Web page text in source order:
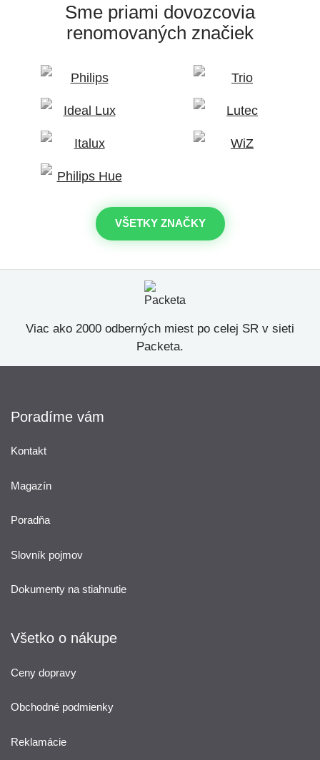
Sme priami dovozcovia
renomovaných značiek
VŠETKY ZNAČKY
Viac ako 2000 odberných miest po celej SR v sieti
Packeta.
Poradíme vám
Kontakt
Magazín
Poradňa
Slovník pojmov
Dokumenty na stiahnutie
Všetko o nákupe
Ceny dopravy
Obchodné podmienky
Reklamácie